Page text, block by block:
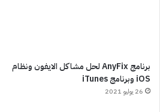
برنامج AnyFix لحل مشاكل الايفون ونظام
iOS وبرنامج iTunes
26 يوليو 2021